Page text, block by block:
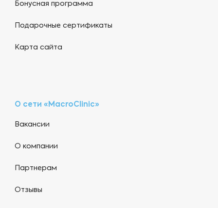
Бонусная программа
Подарочные сертификаты
Карта сайта
О сети «MacroClinic»
Вакансии
О компании
Партнерам
Отзывы